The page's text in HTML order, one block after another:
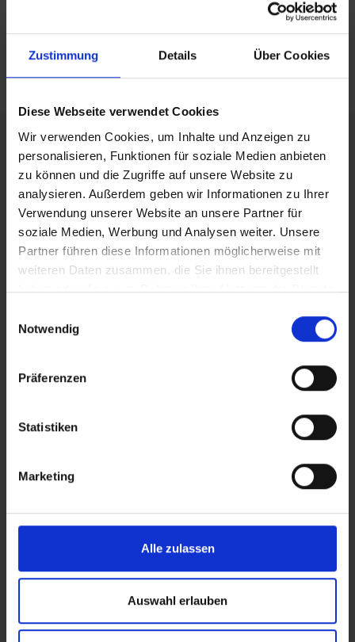
Zustimmung Details Über Cookies
Diese Webseite verwendet Cookies
Wir verwenden Cookies, um Inhalte und Anzeigen zu
personalisieren, Funktionen für soziale Medien anbieten
zu können und die Zugriffe auf unsere Website zu
analysieren. Außerdem geben wir Informationen zu Ihrer
Verwendung unserer Website an unsere Partner für
soziale Medien, Werbung und Analysen weiter. Unsere
Partner führen diese Informationen möglicherweise mit
weiteren Daten zusammen, die Sie ihnen bereitgestellt
haben oder die sie im Rahmen Ihrer Nutzung der Dienste
Notwendig
Präferenzen
Statistiken
Marketing
Alle zulassen
Auswahl erlauben
RSS FEED
FÖRDERER DES SPORTS IN SACHSEN-ANHALT